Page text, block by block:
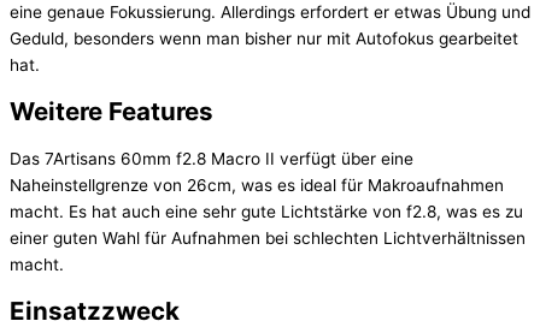
eine genaue Fokussierung. Allerdings erfordert er etwas Übung und
Geduld, besonders wenn man bisher nur mit Autofokus gearbeitet
hat.
Weitere Features
Das 7Artisans 60mm f2.8 Macro II verfügt über eine
Naheinstellgrenze von 26cm, was es ideal für Makroaufnahmen
macht. Es hat auch eine sehr gute Lichtstärke von f2.8, was es zu
einer guten Wahl für Aufnahmen bei schlechten Lichtverhältnissen
macht.
Einsatzzweck